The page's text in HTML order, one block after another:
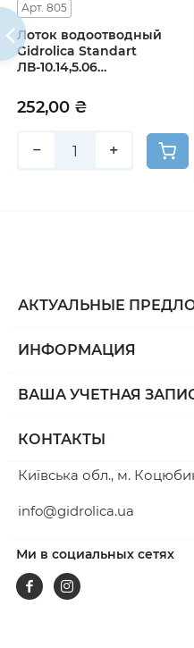
Арт. 805
Лоток водоотводный
Gidrolica Standart
ЛВ-10.14,5.06
252,00 ₴
− +
АКТУАЛЬНЫЕ
ИНФОРМАЦИЯ
ВАША УЧЕТНАЯ
КОНТАКТЫ
Київська обл., м.
info@gidrolica.ua
Ми в социальных сетях
FacebookInstagram